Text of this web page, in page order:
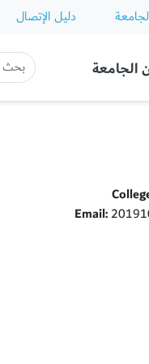
دليل الإتصال
الجامعة
Email: